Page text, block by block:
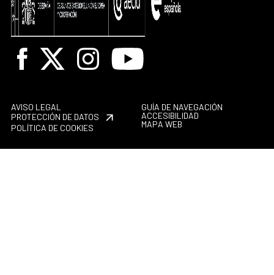
Facebook
X InstagramYoutube
AVISO LEGAL
PROTECCIÓN DE DATOS
POLÍTICA DE COOKIES
GUÍA DE NAVEGACIÓN
ACCESIBILIDAD
MAPA WEB